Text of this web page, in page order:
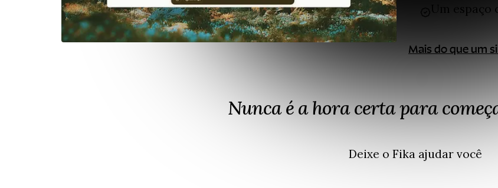
Um
Mais do que um
Nunca é a hora certa para
Deixe o Fika ajudar você